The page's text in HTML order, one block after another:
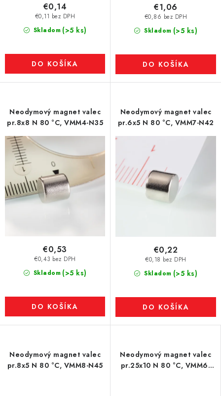
Skladom (>5 ks)
€0,11 bez DPH
€0,14
DO KOŠÍKA
Skladom (>5 ks)
€0,86 bez DPH
€1,06
DO KOŠÍKA
Neodymový magnet valec
pr.8x8 N 80 °C, VMM4-N35
Skladom (>5 ks)
€0,43 bez DPH
€0,53
DO KOŠÍKA
Neodymový magnet valec
pr.6x5 N 80 °C, VMM7-N42
Skladom (>5 ks)
€0,18 bez DPH
€0,22
DO KOŠÍKA
Neodymový magnet valec
pr.8x5 N 80 °C, VMM8-N45
Neodymový magnet valec
pr.25x10 N 80 °C, VMM6-